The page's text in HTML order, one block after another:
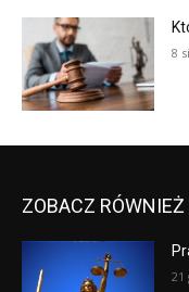
8
ZOBACZ RÓWNIEŻ
21